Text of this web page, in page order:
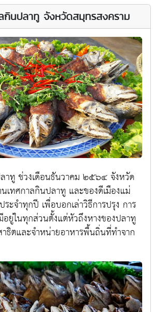
กินปลาทู จังหวัดสมุทรสงคราม
าทู ช่วงเดือนธันวาคม ๒๕๖๔ จังหวัด
เทศกาลกินปลาทู และของดีเมืองแม่
ะจำทุกปี เพื่อบอกเล่าวิธีการปรุง การ
ยู่ในทุกส่วนตั้งแต่หัวถึงหางของปลาทู
าธิตและจำหน่ายอาหารพื้นถิ่นที่ทำจาก